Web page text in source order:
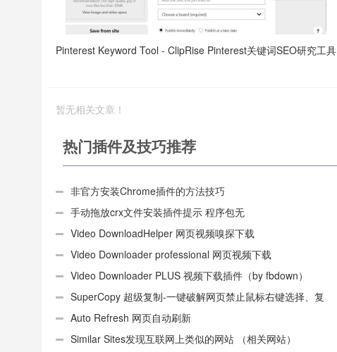
Pinterest Keyword Tool - ClipRise Pinterest关键词SEO研究工具
暂无相关文章！
热门插件及技巧推荐
非官方安装Chrome插件的方法技巧
手动拖放crx文件安装插件提示 程序包无
效:“CEX_HEADER_INVALID”的解决办法
Video DownloadHelper 网页视频嗅探下载
Video Downloader professional 网页视频下载
Video Downloader PLUS 视频下载插件（by fbdown）
SuperCopy 超级复制-一键破解网页禁止鼠标右键选择、复
制 Auto Refresh 网页自动刷新
Similar Sites发现互联网上类似的网站 （相关网站）